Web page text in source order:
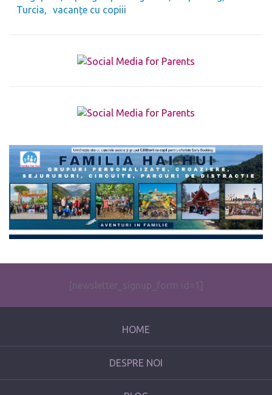
Turcia
vacanțe cu copiii
The form you have selected does not exist.
[newsletter_signup_form id=1]
HOME
DESPRE NOI